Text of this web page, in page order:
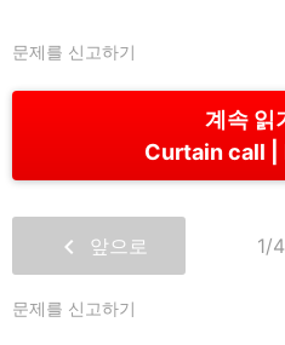
문제를 신고하기
계속 읽
Curtain call
chevron_left 앞으로 1/4
문제를 신고하기